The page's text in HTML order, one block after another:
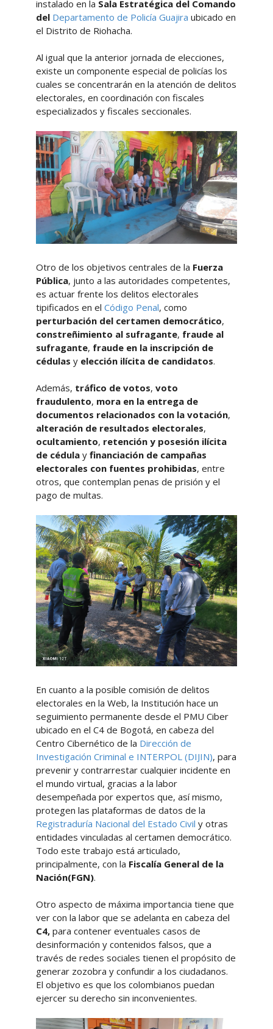
instalado en la Sala Estratégica del Comando
del Departamento de Policía Guajira ubicado en
el Distrito de Riohacha.
Al igual que la anterior jornada de elecciones,
existe un componente especial de policías los
cuales se concentrarán en la atención de delitos
electorales, en coordinación con fiscales
especializados y fiscales seccionales.
Otro de los objetivos centrales de la Fuerza
Pública, junto a las autoridades competentes,
es actuar frente los delitos electorales
tipificados en el Código Penal, como
perturbación del certamen democrático,
constreñimiento al sufragante, fraude al
sufragante, fraude en la inscripción de
cédulas yelección ilícita de candidatos.
Además, tráfico de votos, voto
fraudulento, mora en la entrega de
documentos relacionados con la votación,
alteración de resultados electorales,
ocultamiento, retención y posesión ilícita
de cédulay financiación de campañas
electorales con fuentes prohibidas, entre
otros, que contemplan penas de prisión y el
pago de multas.
En cuanto a la posible comisión de delitos
electorales en la Web, la Institución hace un
seguimiento permanente desde el PMU Ciber
ubicado en el C4 de Bogotá, en cabeza del
Centro Cibernético de la Dirección de
Investigación Criminal e INTERPOL (DIJIN), para
prevenir y contrarrestar cualquier incidente en
el mundo virtual, gracias a la labor
desempeñada por expertos que, así mismo,
protegen las plataformas de datos de la
Registraduría Nacional del Estado Civil y otras
entidades vinculadas al certamen democrático.
Todo este trabajo está articulado,
principalmente, con la Fiscalía General de la
Nación(FGN).
Otro aspecto de máxima importancia tiene que
ver con la labor que se adelanta en cabeza del
C4,para contener eventuales casos de
desinformación y contenidos falsos, que a
través de redes sociales tienen el propósito de
generar zozobra y confundir a los ciudadanos.
El objetivo es que los colombianos puedan
ejercer su derecho sin inconvenientes.